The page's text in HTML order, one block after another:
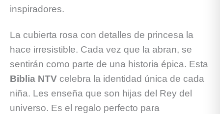
inspiradores.
La cubierta rosa con detalles de princesa la
hace irresistible. Cada vez que la abran, se
sentirán como parte de una historia épica. Esta
Biblia NTV celebra la identidad única de cada
niña. Les enseña que son hijas del Rey del
universo. Es el regalo perfecto para